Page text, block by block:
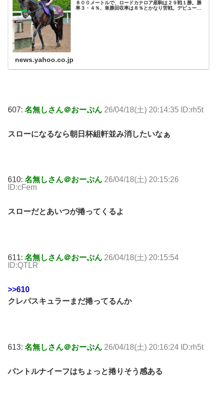
８００メートルで、ロードカナロア産駒は２９戦１勝。勝
率３・４％、単勝回収率は８％とかなり苦戦。デビューか
news.yahoo.co.jp
607: 名無しさん＠おーぷん 26/04/18(土) 20:14:35 ID:rh5t
スローになるなら朝日杯組軒並み消したいなぁ
610: 名無しさん＠おーぷん 26/04/18(土) 20:15:26
ID:cFem
スローだとあいつが捲ってくるよ
611: 名無しさん＠おーぷん 26/04/18(土) 20:15:54
ID:QTLR
>>610
クレパスキュラーまだ捲ってるんか
613: 名無しさん＠おーぷん 26/04/18(土) 20:16:24 ID:rh5t
パントルナイーフはちょっと捲りそう感ある